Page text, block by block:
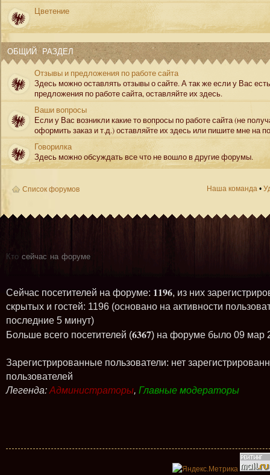
Цветение
ОБЩИЙ РАЗДЕЛ
Отзывы и предложения по работе сайта
Здесь можно оставлять отзывы о сайте. А так же если у Вас есть
предложения по работе сайта, оставляйте их здесь.
Ваши вопросы
Если у Вас возникли какие то вопросы по работе сайта (не
оформить заказ и т.д.) оставляйте их здесь или пишите мне на
Говорилка
Здесь можно обсуждать все что не вошло в другие форумы.
Список форумов Наша команда •
Кто сейчас на форуме
Сейчас посетителей на форуме: 1196, из них
скрытых и гостей: 1196 (основано на активности
последние 5 минут)
Больше всего посетителей (6367) на форуме было 09 мар
Зарегистрированные пользователи: нет
пользователей
Легенда: Администраторы, Главные модераторы